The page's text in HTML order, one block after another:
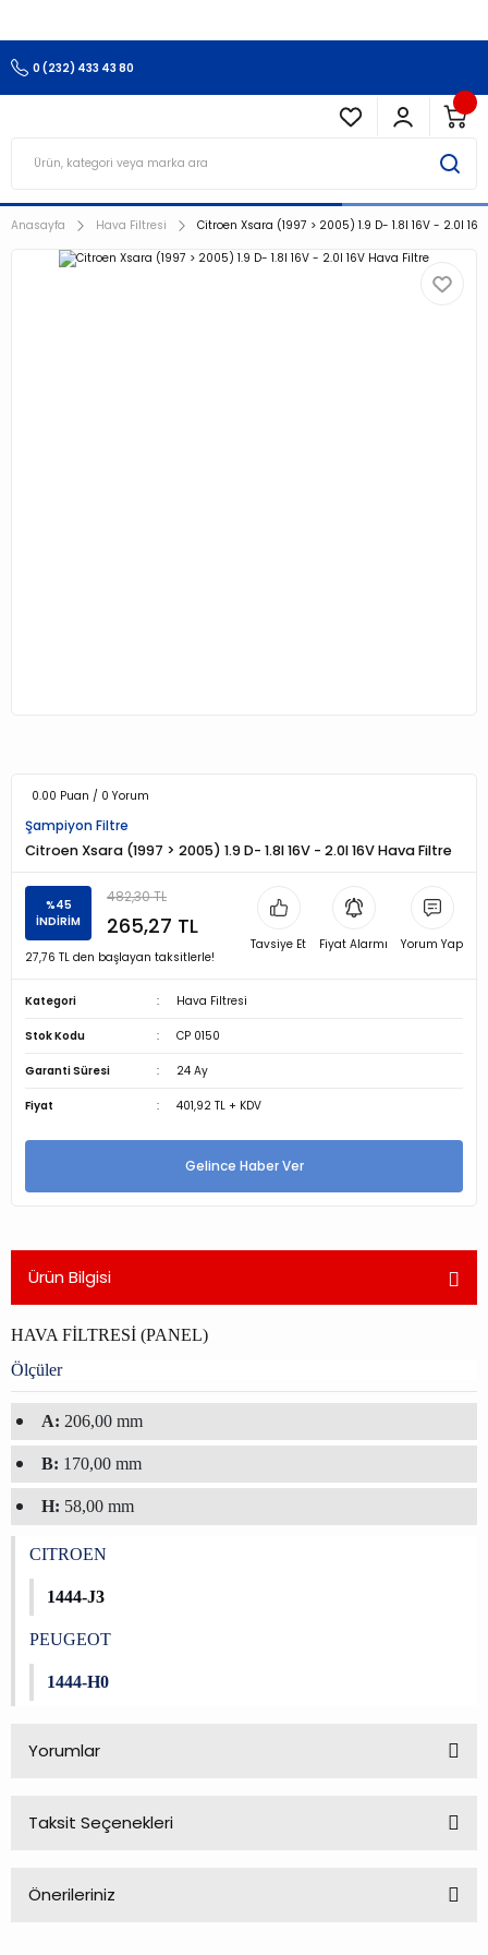
0 (232) 433 43 80
Anasayfa Hava Filtresi Citroen Xsara (1997 > 2005) 1.9 D- 1.8I 16V - 2.0I
0.00 Puan / 0 Yorum
Şampiyon Filtre
Citroen Xsara (1997 > 2005) 1.9 D- 1.8I 16V - 2.0I 16V Hava Filtre
%45
İNDİRİM
482,30 TL
265,27 TL
27,76 TL den başlayan taksitlerle!
Tavsiye Et Fiyat Alarmı Yorum Yap
Kategori Hava Filtresi
Stok Kodu CP 0150
Garanti Süresi 24 Ay
Fiyat 401,92 TL + KDV
Gelince Haber Ver
Ürün Bilgisi
HAVA FİLTRESİ (PANEL)
Ölçüler
A: 206,00 mm
B: 170,00 mm
H: 58,00 mm
CITROEN
1444-J3
PEUGEOT
1444-H0
Yorumlar
Taksit Seçenekleri
Önerileriniz